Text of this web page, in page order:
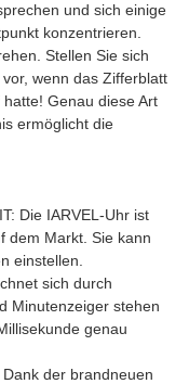
und sich einige
konzentrieren.
Stellen Sie sich
wenn das Zifferblatt
Genau diese Art
ermöglicht die
Die IARVEL-Uhr ist
dem Markt. Sie kann
einstellen.
sich durch
Minutenzeiger stehen
genau
Dank der brandneuen